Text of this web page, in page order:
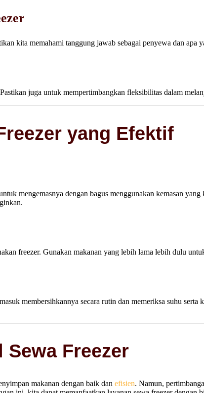
kita memahami tanggung jawab sebagai penyewa dan apa
juga untuk mempertimbangkan fleksibilitas dalam
yang Efektif
mengemasnya dengan bagus menggunakan kemasan
freezer. Gunakan makanan yang lebih lama lebih dulu
membersihkannya secara rutin dan memeriksa suhu serta
Freezer
makanan dengan baik dan efisien. Namun,